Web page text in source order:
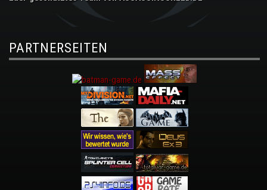
PARTNERSEITEN